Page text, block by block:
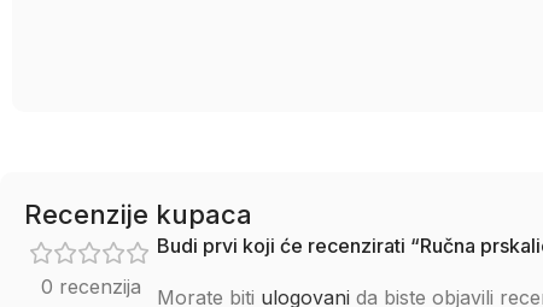
Recenzije kupaca
0 recenzija
Budi prvi koji će recenzirati “Ručna
Morate biti ulogovani da biste objavili